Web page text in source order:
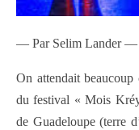
— Par Selim Lander —
On attendait beaucoup
du festival « Mois
de Guadeloupe (terre